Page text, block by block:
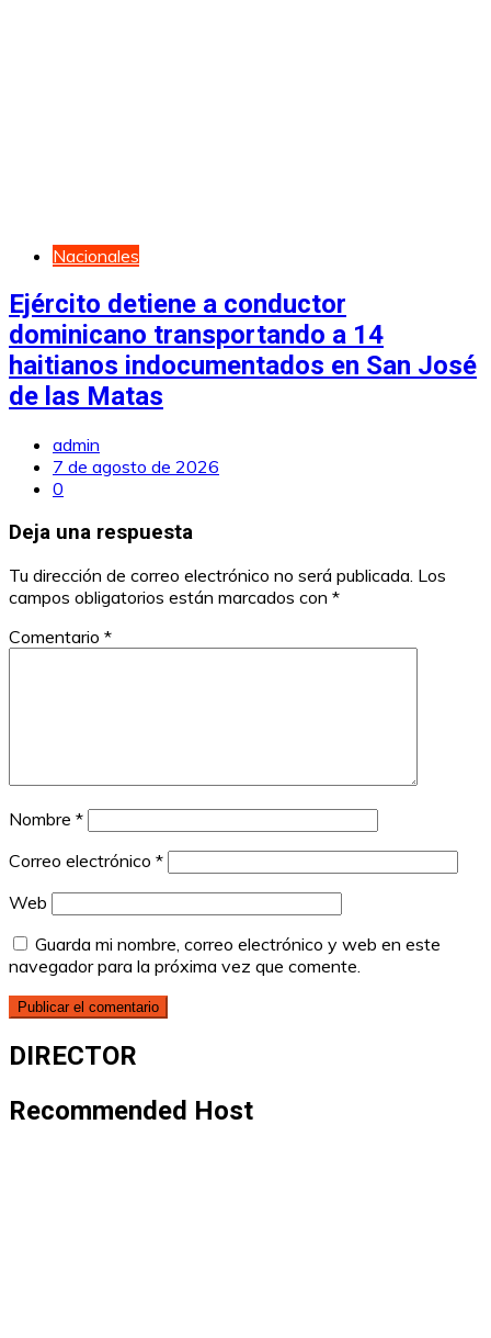
Nacionales
Ejército detiene a conductor
dominicano transportando a 14
haitianos indocumentados en San José
de las Matas
admin
7 de agosto de 2026
0
Deja una respuesta
Tu dirección de correo electrónico no será publicada. Los
campos obligatorios están marcados con *
Comentario *
Nombre *
Correo electrónico *
Web
Guarda mi nombre, correo electrónico y web en este
navegador para la próxima vez que comente.
DIRECTOR
Recommended Host